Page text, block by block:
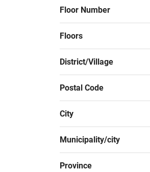
Floor Number
Floors
District/Village
Postal Code
City
Municipality/city
Province